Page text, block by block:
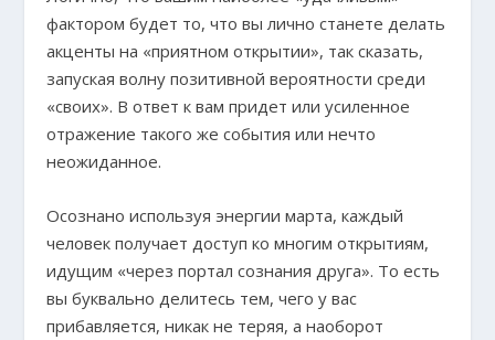
фактором будет то, что вы лично станете делать
акценты на «приятном открытии», так сказать,
запуская волну позитивной вероятности среди
«своих». В ответ к вам придет или усиленное
отражение такого же события или нечто
неожиданное.
Осознано используя энергии марта, каждый
человек получает доступ ко многим открытиям,
идущим «через портал сознания друга». То есть
вы буквально делитесь тем, чего у вас
прибавляется, никак не теряя, а наоборот